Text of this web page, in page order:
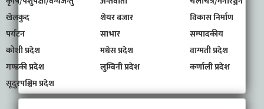
खेलकुद
शेयर बजार
विकास निर्माण
पर्यटन
साभार
सम्पादकीय
कोशी प्रदेश
मधेस प्रदेश
वाग्मती प्रदेश
गण्डकी प्रदेश
लुम्बिनी प्रदेश
कर्णाली प्रदेश
सूदुरपश्चिम प्रदेश